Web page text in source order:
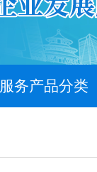
服务产品分类